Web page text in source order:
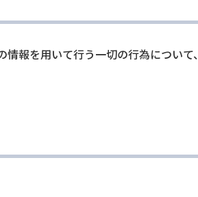
報を用いて行う一切の行為につい